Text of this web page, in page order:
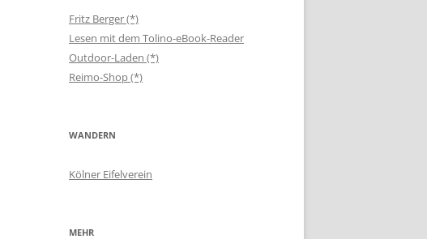
Fritz Berger (*)
Lesen mit dem Tolino-eBook-Reader
Outdoor-Laden (*)
Reimo-Shop (*)
WANDERN
Kölner Eifelverein
MEHR